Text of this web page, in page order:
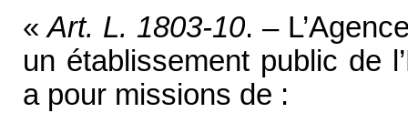
«Art. L. 1803-10. –
un établissement public de
a pour missions de :